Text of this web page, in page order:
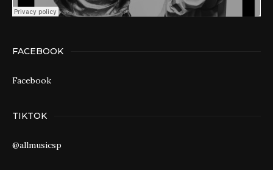
FACEBOOK
Facebook
TIKTOK
@allmusicsp